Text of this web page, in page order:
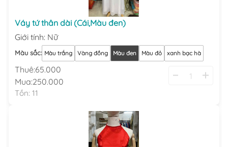
Váy tứ thân dài (Cái,Màu đen)
Giới tính: Nữ
Màu sắc: Màu trắng Vàng đồng Màu đen Màu đỏ xanh bạc hà
Thuê:65.000
Mua:250.000
Tồn: 11